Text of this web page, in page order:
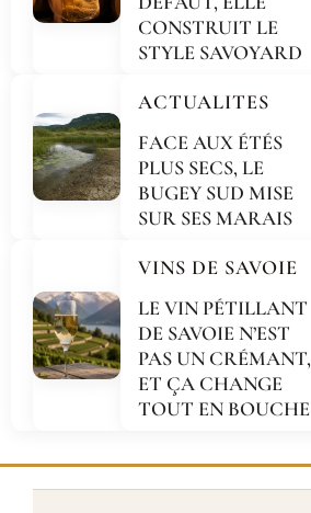
CONSTRUIT LE
STYLE SAVOYARD
ACTUALITES
FACE AUX ÉTÉS
PLUS SECS, LE
BUGEY SUD MISE
SUR SES MARAIS
VINS DE SAVOIE
LE VIN PÉTILLANT
DE SAVOIE N’EST
PAS UN CRÉMANT,
ET ÇA CHANGE
TOUT EN BOUCHE